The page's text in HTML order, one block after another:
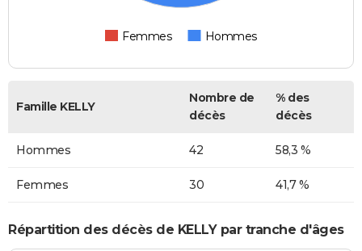
Femmes Hommes
Famille KELLY
Nombre de
décès
% des
décès
Hommes 42 58,3 %
Femmes 30 41,7 %
Répartition des décès de KELLY par tranche d'âges